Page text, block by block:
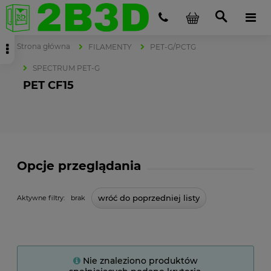
Strona główna FILAMENTY PET-G/PCTG
SPECTRUM PET-G
PET CF15
Opcje przeglądania
Aktywne filtry: brak wróć do poprzedniej listy
Nie znaleziono produktów